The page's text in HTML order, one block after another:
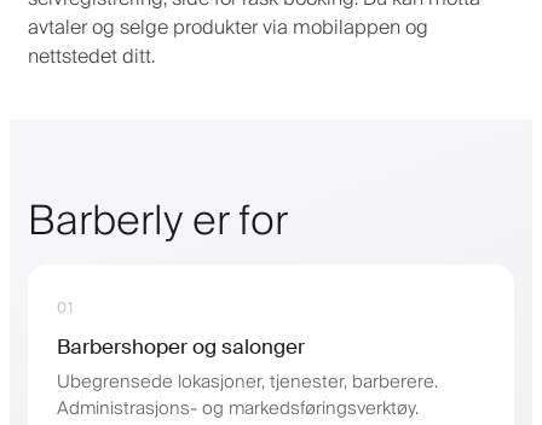
avtaler og selge produkter via mobilappen og
nettstedet ditt.
Barberly er for
01
Barbershoper og salonger
Ubegrensede lokasjoner, tjenester, barberere.
Administrasjons- og markedsføringsverktøy.